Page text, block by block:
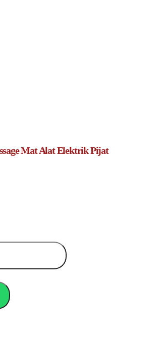
Mat Alat Elektrik Pijat